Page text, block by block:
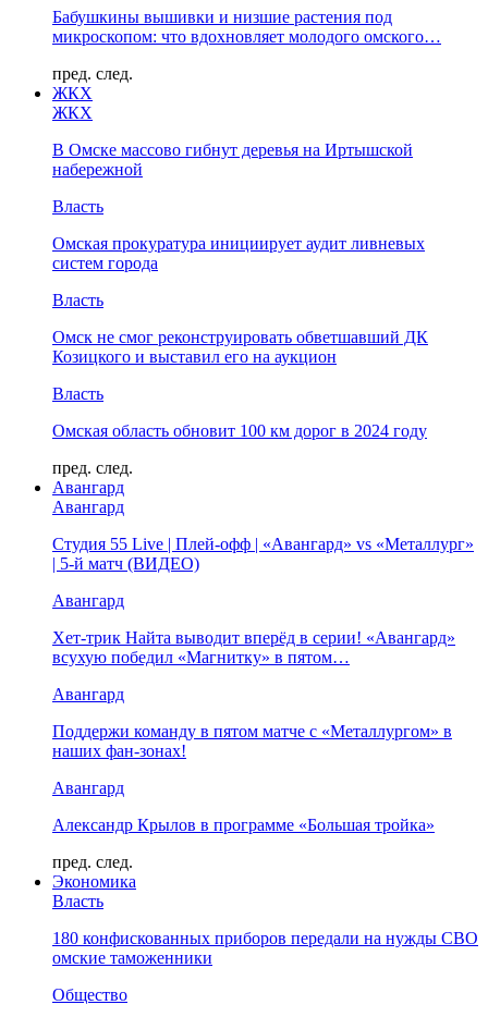
Бабушкины вышивки и низшие растения под
микроскопом: что вдохновляет молодого омского…
пред. след.
ЖКХ
ЖКХ
В Омске массово гибнут деревья на Иртышской
набережной
Власть
Омская прокуратура инициирует аудит ливневых
систем города
Власть
Омск не смог реконструировать обветшавший ДК
Козицкого и выставил его на аукцион
Власть
Омская область обновит 100 км дорог в 2024 году
пред. след.
Авангард
Авангард
Студия 55 Live | Плей-офф | «Авангард» vs «Металлург»
| 5-й матч (ВИДЕО)
Авангард
Хет-трик Найта выводит вперёд в серии! «Авангард»
всухую победил «Магнитку» в пятом…
Авангард
Поддержи команду в пятом матче с «Металлургом» в
наших фан-зонах!
Авангард
Александр Крылов в программе «Большая тройка»
пред. след.
Экономика
Власть
180 конфискованных приборов передали на нужды СВО
омские таможенники
Общество